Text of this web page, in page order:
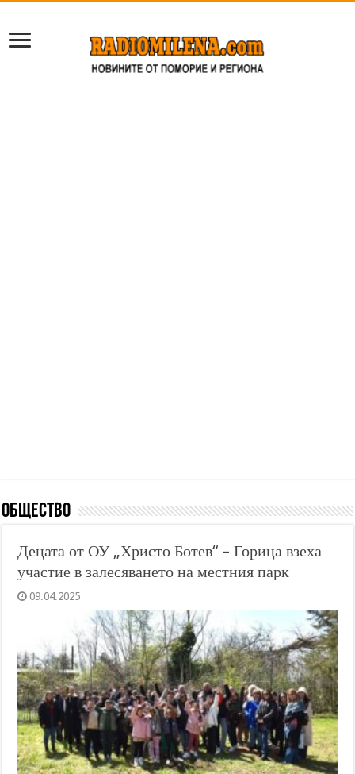
Общество
Децата от ОУ „Христо Ботев“ – Горица взеха
участие в залесяването на местния парк
09.04.2025